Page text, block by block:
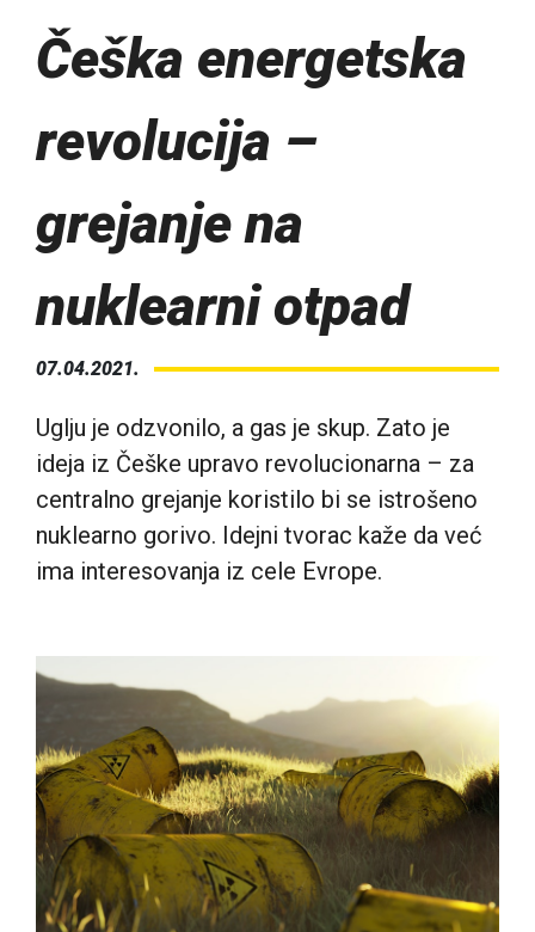
Češka energetska
revolucija –
grejanje na
nuklearni otpad
07.04.2021.
Uglju je odzvonilo, a gas je skup. Zato je
ideja iz Češke upravo revolucionarna – za
centralno grejanje koristilo bi se istrošeno
nuklearno gorivo. Idejni tvorac kaže da već
ima interesovanja iz cele Evrope.